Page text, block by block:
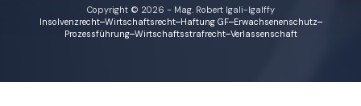
Copyright © 2026 - Mag. Robert Igali-Igalffy
Insolvenzrecht Wirtschaftsrecht Haftung GF Erwachsenenschutz
Prozessführung Wirtschaftsstrafrecht Verlassenschaft